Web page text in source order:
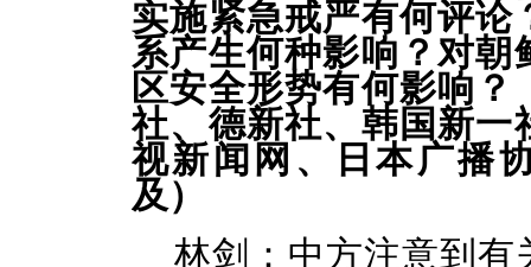
实施紧急戒严有何评论
系产生何种影响？对朝
区安全形势有何影响？
社、德新社、韩国新一
视新闻网、日本广播
及）
林剑：中方注意到有